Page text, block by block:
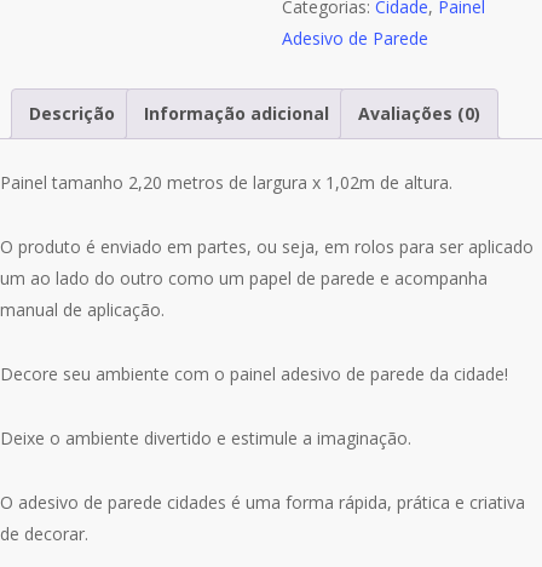
Adesivo
Prédio
York
Categorias: Cidade, Painel
Adesivo de Parede
Descrição Informação adicional Avaliações (0)
Painel tamanho 2,20 metros de largura x 1,02m de altura.
O produto é enviado em partes, ou seja, em rolos para ser aplicado
um ao lado do outro como um papel de parede e acompanha
manual de aplicação.
Decore seu ambiente com o painel adesivo de parede da cidade!
Deixe o ambiente divertido e estimule a imaginação.
O adesivo de parede cidades é uma forma rápida, prática e criativa
de decorar.